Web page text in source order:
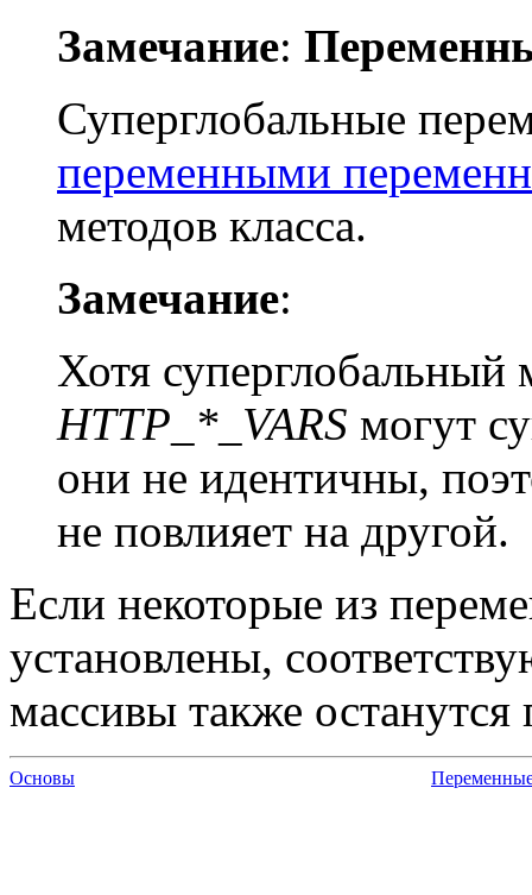
Замечание:
Суперглобальные
переменными
методов класса.
Замечание:
Хотя суперглобальный
HTTP_*_VARS могут
они не идентичны,
не повлияет на другой.
Если некоторые из
установлены,
массивы также
Основы